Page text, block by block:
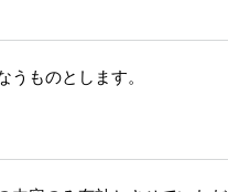
ものとします。